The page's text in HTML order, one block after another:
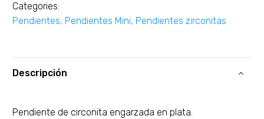
Categories:
Pendientes, Pendientes Mini, Pendientes zirconitas
Descripción
Pendiente de circonita engarzada en plata.